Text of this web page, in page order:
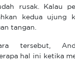
rusak. Kalau
kedua ujung
tangan.
tersebut,
hal ini ketika